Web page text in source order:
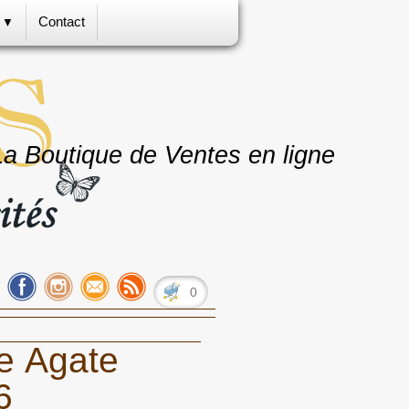
▼ Contact
Boutique de Ventes en ligne
0
Agate